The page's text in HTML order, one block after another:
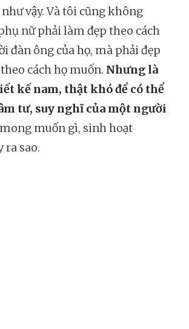
vậy. Và tôi cũng không
nữ phải làm đẹp theo cách
đàn ông của họ, mà phải đẹp
cách họ muốn. Nhưng là
kế nam, thật khó để có thể
tư, suy nghĩ của một người
muốn gì, sinh hoạt
ra sao.